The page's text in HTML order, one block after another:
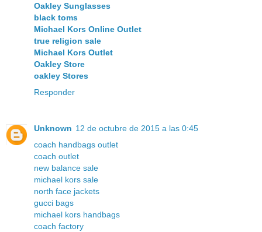
Oakley Sunglasses
black toms
Michael Kors Online Outlet
true religion sale
Michael Kors Outlet
Oakley Store
oakley Stores
Responder
Unknown 12 de octubre de 2015 a las 0:45
coach handbags outlet
coach outlet
new balance sale
michael kors sale
north face jackets
gucci bags
michael kors handbags
coach factory